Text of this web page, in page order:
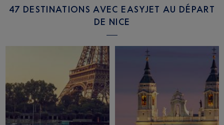
47 DESTINATIONS AVEC EASYJET AU DÉPART
DE NICE